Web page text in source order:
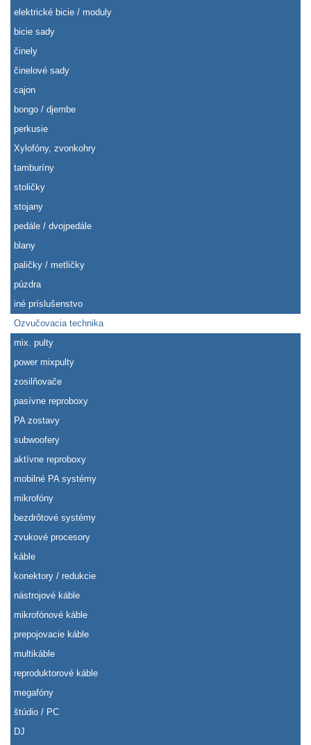
elektrické bicie / moduly
bicie sady
činely
činelové sady
cajon
bongo / djembe
perkusie
Xylofóny, zvonkohry
tamburíny
stoličky
stojany
pedále / dvojpedále
blany
paličky / metličky
púzdra
iné príslušenstvo
Ozvučovacia technika
mix. pulty
power mixpulty
zosilňovače
pasívne reproboxy
PA zostavy
subwoofery
aktívne reproboxy
mobilné PA systémy
mikrofóny
bezdrôtové systémy
zvukové procesory
káble
konektory / redukcie
nástrojové káble
mikrofónové káble
prepojovacie káble
multikáble
reproduktorové káble
megafóny
štúdio / PC
DJ